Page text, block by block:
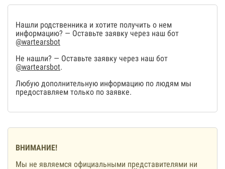
Нашли родственника и хотите получить о нем
информацию? — Оставьте заявку через наш бот
@wartearsbot
Не нашли? — Оставьте заявку через наш бот
@wartearsbot.
Любую дополнительную информацию по людям мы
предоставляем только по заявке.
ВНИМАНИЕ!
Мы не являемся официальными представителями ни